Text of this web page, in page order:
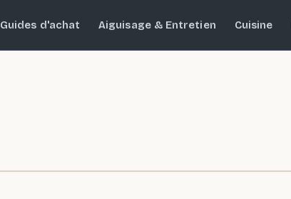
Guides d'achat Aiguisage & Entretien Cuisine